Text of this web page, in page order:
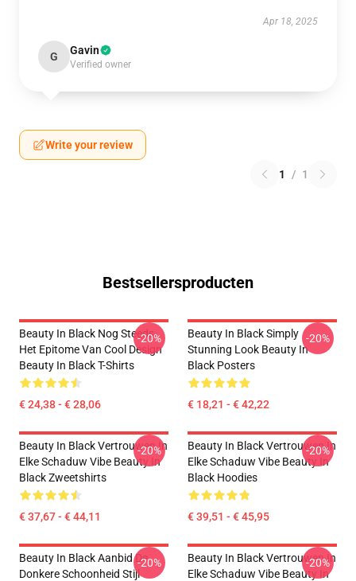
Apr 18, 2025
G Gavin
Verified owner
Write your review
1 / 1
Bestsellersproducten
Beauty In Black Nog Steeds
Het Epitome Van Cool Design
Beauty In Black T-Shirts
€ 24,38 - € 28,06
-20%
Beauty In Black Simply
Stunning Look Beauty In
Black Posters
€ 18,21 - € 42,22
-20%
Beauty In Black Vertrouwen In
Elke Schaduw Vibe Beauty In
Black Zweetshirts
€ 37,67 - € 44,11
-20%
Beauty In Black Vertrouwen In
Elke Schaduw Vibe Beauty In
Black Hoodies
€ 39,51 - € 45,95
-20%
Beauty In Black Aanbid De
Donkere Schoonheid Stijl
-20%
Beauty In Black Vertrouwen In
Elke Schaduw Vibe Beauty In
-20%